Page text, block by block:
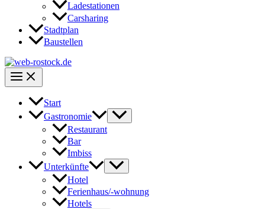
Ladestationen
Carsharing
Stadtplan
Baustellen
Start
Gastronomie
Restaurant
Bar
Imbiss
Unterkünfte
Hotel
Ferienhaus/-wohnung
Hotels